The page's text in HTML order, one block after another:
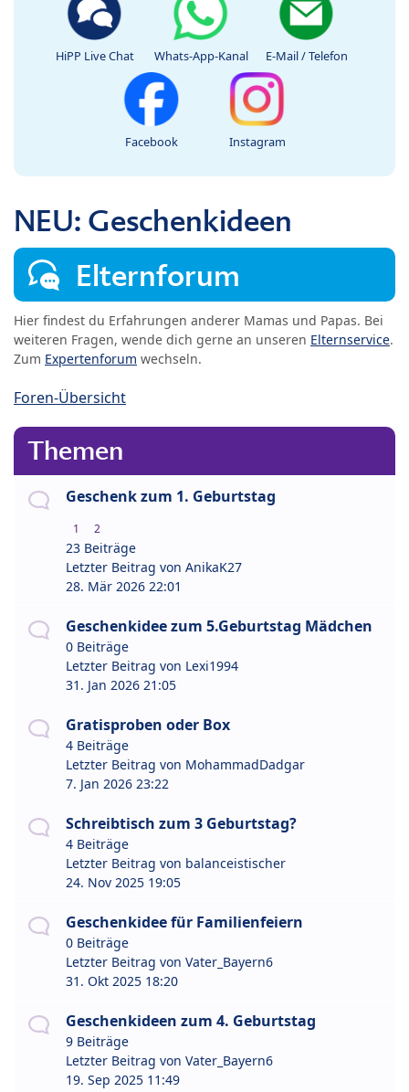
HiPP Live Chat Whats-App-Kanal E-Mail / Telefon
Facebook Instagram
NEU: Geschenkideen
Elternforum
Hier findest du Erfahrungen anderer Mamas und Papas. Bei
weiteren Fragen, wende dich gerne an unseren Elternservice.
Zum Expertenforum wechseln.
Foren-Übersicht
Themen
Geschenk zum 1. Geburtstag
1 2
23 Beiträge
Letzter Beitrag von AnikaK27
28. Mär 2026 22:01
Geschenkidee zum 5.Geburtstag Mädchen
0 Beiträge
Letzter Beitrag von Lexi1994
31. Jan 2026 21:05
Gratisproben oder Box
4 Beiträge
Letzter Beitrag von MohammadDadgar
7. Jan 2026 23:22
Schreibtisch zum 3 Geburtstag?
4 Beiträge
Letzter Beitrag von balanceistischer
24. Nov 2025 19:05
Geschenkidee für Familienfeiern
0 Beiträge
Letzter Beitrag von Vater_Bayern6
31. Okt 2025 18:20
Geschenkideen zum 4. Geburtstag
9 Beiträge
Letzter Beitrag von Vater_Bayern6
19. Sep 2025 11:49